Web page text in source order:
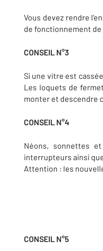
Vous devez rendre
de fonctionnement
CONSEIL N°3
Si une vitre est
Les loquets de
monter et descendre
CONSEIL N°4
Néons, sonnettes
interrupteurs ainsi
Attention : les
CONSEIL N°5